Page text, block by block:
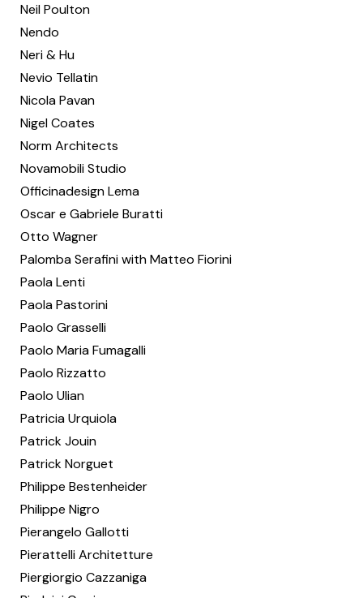
Neil Poulton
Nendo
Neri & Hu
Nevio Tellatin
Nicola Pavan
Nigel Coates
Norm Architects
Novamobili Studio
Officinadesign Lema
Oscar e Gabriele Buratti
Otto Wagner
Palomba Serafini with Matteo Fiorini
Paola Lenti
Paola Pastorini
Paolo Grasselli
Paolo Maria Fumagalli
Paolo Rizzatto
Paolo Ulian
Patricia Urquiola
Patrick Jouin
Patrick Norguet
Philippe Bestenheider
Philippe Nigro
Pierangelo Gallotti
Pierattelli Architetture
Piergiorgio Cazzaniga